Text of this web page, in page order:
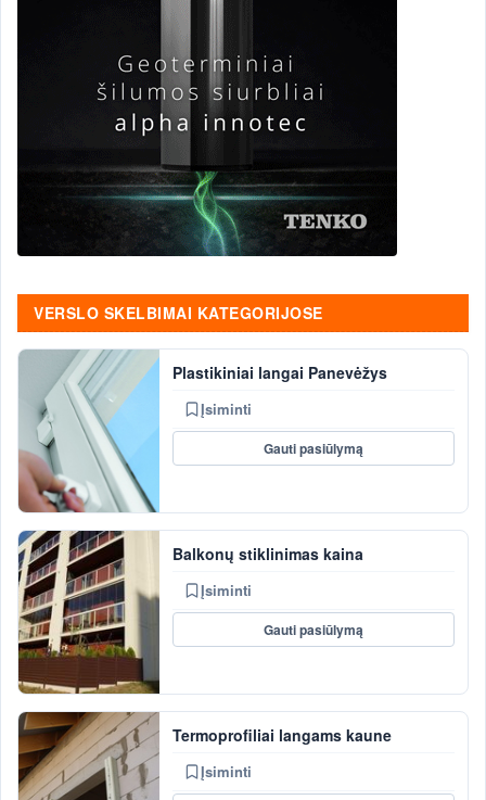
VERSLO SKELBIMAI KATEGORIJOSE
Plastikiniai langai Panevėžys
Įsiminti
Gauti pasiūlymą
Balkonų stiklinimas kaina
Įsiminti
Gauti pasiūlymą
Termoprofiliai langams kaune
Įsiminti